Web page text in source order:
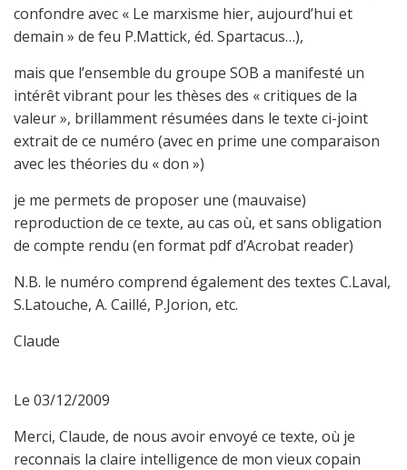
confondre avec « Le marxisme hier, aujourd’hui et
demain » de feu P.Mattick, éd. Spartacus…),
mais que l’ensemble du groupe SOB a manifesté un
intérêt vibrant pour les thèses des « critiques de la
valeur », brillamment résumées dans le texte ci-joint
extrait de ce numéro (avec en prime une comparaison
avec les théories du « don »)
je me permets de proposer une (mauvaise)
reproduction de ce texte, au cas où, et sans obligation
de compte rendu (en format pdf d’Acrobat reader)
N.B. le numéro comprend également des textes C.Laval,
S.Latouche, A. Caillé, P.Jorion, etc.
Claude
Le 03/12/2009
Merci, Claude, de nous avoir envoyé ce texte, où je
reconnais la claire intelligence de mon vieux copain